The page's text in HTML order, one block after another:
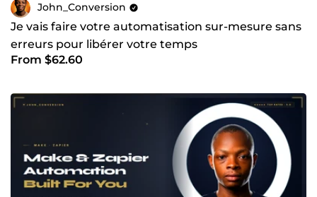
John_Conversion
Je vais faire votre automatisation sur-mesure sans
erreurs pour libérer votre temps
From $62.60